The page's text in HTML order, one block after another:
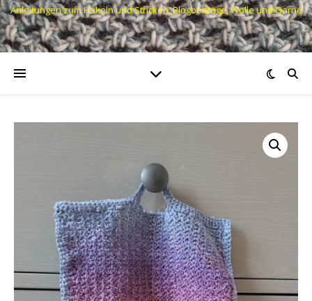
Anleitungen zum Häkeln und Stricken, Blogbeiträge, Wolle und Garne